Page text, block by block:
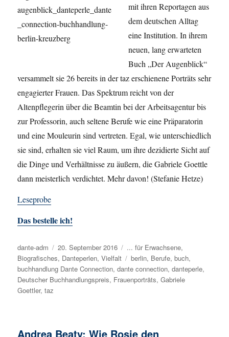
mit ihren Reportagen aus
dem deutschen Alltag
eine Institution. In ihrem
neuen, lang erwarteten
Buch „Der Augenblick“
versammelt sie 26 bereits in der taz erschienene Porträts sehr
engagierter Frauen. Das Spektrum reicht von der
Altenpflegerin über die Beamtin bei der Arbeitsagentur bis
zur Professorin, auch seltene Berufe wie eine Präparatorin
und eine Mouleurin sind vertreten. Egal, wie unterschiedlich
sie sind, erhalten sie viel Raum, um ihre dezidierte Sicht auf
die Dinge und Verhältnisse zu äußern, die Gabriele Goettle
dann meisterlich verdichtet. Mehr davon! (Stefanie Hetze)
Leseprobe
Das bestelle ich!
Autor
dante-adm
Veröffentlicht
am
20. September 2016 Kategorien
... für Erwachsene,
Biografisches, Danteperlen,Vielfalt Schlagwörter
berlin, Berufe,buch,
buchhandlung Dante Connection,dante connection,danteperle,
Deutscher Buchhandlungspreis, Frauenporträts,Gabriele
Goettler,taz
Andrea Beaty: Wie Rosie den